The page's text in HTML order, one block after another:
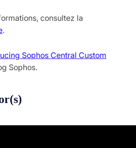
consultez la
.
Sophos Central Custom
Sophos.